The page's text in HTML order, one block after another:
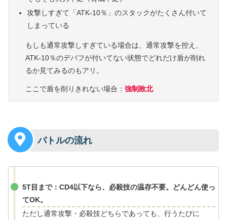
攻撃しすぎて「ATK-10％」のスタックがたくさん付いて
しまっている
もしも通常攻撃しすぎている場合は、通常攻撃を控え、
ATK-10％のデバフが付いてない状態でどれだけ盾が削れ
るか見てみるのもアリ。
ここで盾を削りきれない場合：強制敗北
バトルの流れ
5T目まで：CD4以下なら、必殺技の温存不要。どんどん使っ
てOK。
ただし通常攻撃・必殺技どちらであっても、行うたびに